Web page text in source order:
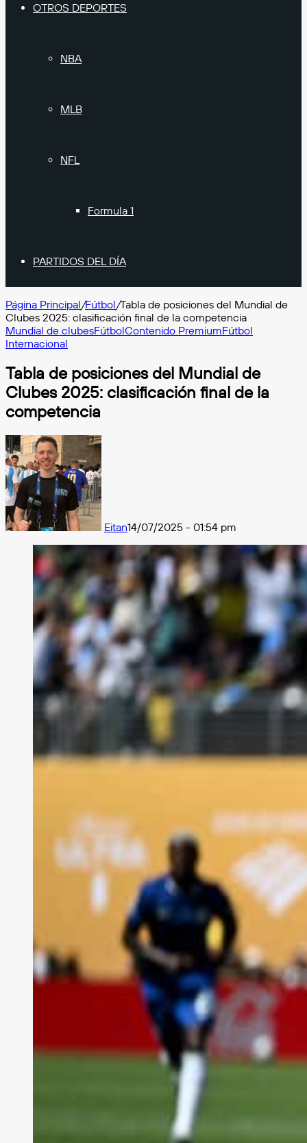
OTROS DEPORTES
NBA
MLB
NFL
Formula 1
PARTIDOS DEL DÍA
Página Principal/Fútbol/Tabla de posiciones del Mundial de
Clubes 2025: clasificación final de la competencia
Mundial de clubesFútbolContenido PremiumFútbol
Internacional
Tabla de posiciones del Mundial de
Clubes 2025: clasificación final de la
competencia
Eitan14/07/2025 - 01:54 pm